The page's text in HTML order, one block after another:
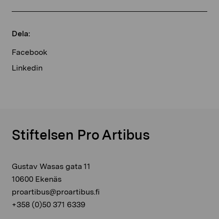
Dela:
Facebook
Linkedin
Stiftelsen Pro Artibus
Gustav Wasas gata 11
10600 Ekenäs
proartibus@proartibus.fi
+358 (0)50 371 6339